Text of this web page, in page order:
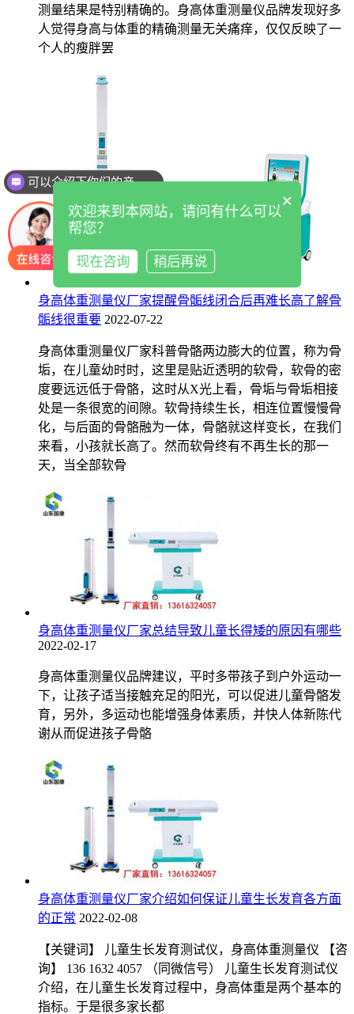
测量结果是特别精确的。身高体重测量仪品牌发现好多
人觉得身高与体重的精确测量无关痛痒，仅仅反映了一
个人的瘦胖罢
身高体重测量仪厂家提醒骨骺线闭合后再难长高了解骨
骺线很重要 2022-07-22
身高体重测量仪厂家科普骨骼两边膨大的位置，称为骨
垢，在儿童幼时时，这里是贴近透明的软骨，软骨的密
度要远远低于骨骼，这时从X光上看，骨垢与骨垢相接
处是一条很宽的间隙。软骨持续生长，相连位置慢慢骨
化，与后面的骨骼融为一体，骨骼就这样变长，在我们
来看，小孩就长高了。然而软骨终有不再生长的那一
天，当全部软骨
身高体重测量仪厂家总结导致儿童长得矮的原因有哪些
2022-02-17
身高体重测量仪品牌建议，平时多带孩子到户外运动一
下，让孩子适当接触充足的阳光，可以促进儿童骨骼发
育，另外，多运动也能增强身体素质，并快人体新陈代
谢从而促进孩子骨骼
身高体重测量仪厂家介绍如何保证儿童生长发育各方面
的正常 2022-02-08
【关键词】 儿童生长发育测试仪，身高体重测量仪 【咨
询】 136 1632 4057 （同微信号） 儿童生长发育测试仪
介绍，在儿童生长发育过程中，身高体重是两个基本的
指标。于是很多家长都
可以介绍下你们的产品么
×
欢迎来到本网站，请问有什么可以
帮您？
现在咨询 稍后再说